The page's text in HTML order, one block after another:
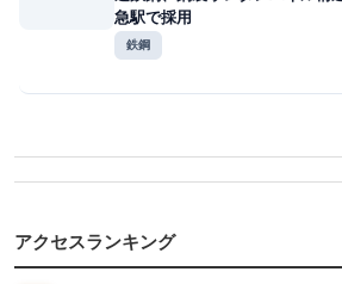
急駅で採用
鉄鋼
アクセスランキング